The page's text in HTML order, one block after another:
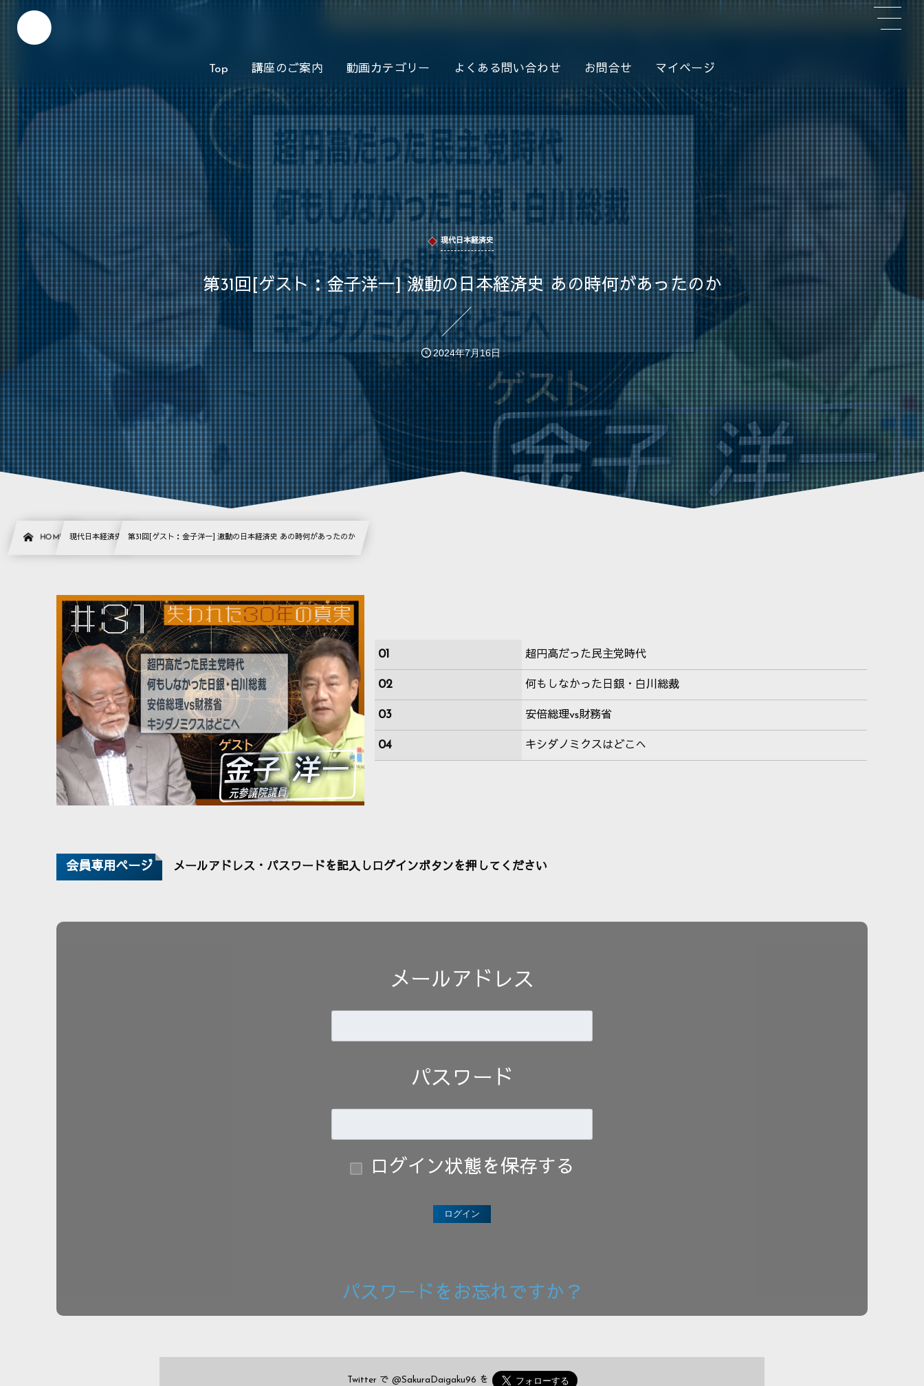
Top 講座のご案内 動画カテゴリー よくある問い合わせ お問合せ マイページ
現代日本経済史
第31回[ゲスト：金子洋一] 激動の日本経済史 あの時何があったのか
2024年7月16日
HOME 現代日本経済史 第31回[ゲスト：金子洋一] 激動の日本経済史 あの時何があったのか
01 超円高だった民主党時代
02 何もしなかった日銀・白川総裁
03 安倍総理vs財務省
04 キシダノミクスはどこへ
会員専用ページ メールアドレス・パスワードを記入しログインボタンを押してください
メールアドレス
パスワード
ログイン状態を保存する
パスワードをお忘れですか？
Twitter で @SakuraDaigaku96 を